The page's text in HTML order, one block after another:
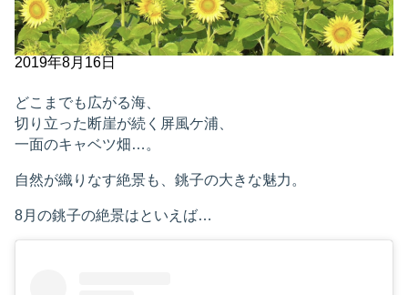
2019年8月16日
どこまでも広がる海、
切り立った断崖が続く屏風ケ浦、
一面のキャベツ畑…。
自然が織りなす絶景も、銚子の大きな魅力。
8月の銚子の絶景はといえば…